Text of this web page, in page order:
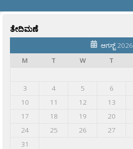
ತೇದಿಮಣೆ
ಆಗಸ್ಟ್ 2026
M
T W T
3
4 5 6
10
11 12 13
17
18 19 20
24
25 26 27
31